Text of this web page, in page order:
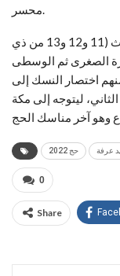
محسر.
ويقضي الحجاج في منى أيام التشريق الثلاث (11 و12 و13 من ذي
الصغرى ثم الوسطى
اختصار النسك إلى
ليتوجه إلى مكة
حج 2022 عرفة
0
Share